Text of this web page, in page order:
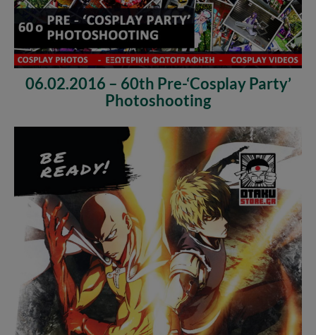
06.02.2016 – 60th Pre-‘Cosplay Party’
Photoshooting